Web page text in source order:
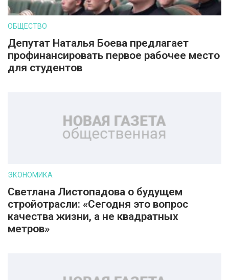
ОБЩЕСТВО
Депутат Наталья Боева предлагает
профинансировать первое рабочее место
для студентов
ЭКОНОМИКА
Светлана Листопадова о будущем
стройотрасли: «Сегодня это вопрос
качества жизни, а не квадратных
метров»